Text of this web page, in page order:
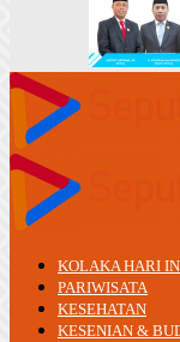
KOLAKA HARI
PARIWISATA
KESEHATAN
KESENIAN &